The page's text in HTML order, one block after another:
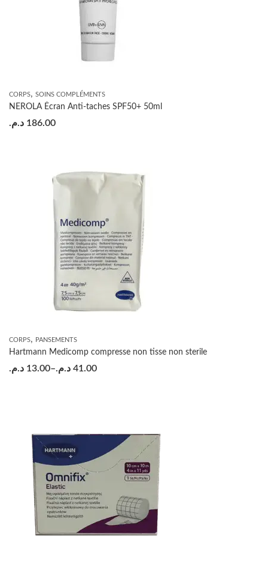
CORPS, SOINS COMPLÉMENTS
NEROLA Écran Anti-taches SPF50+ 50ml
186.00 د.م.
CORPS, PANSEMENTS
Hartmann Medicomp compresse non tisse non sterile
13.00 د.م. – 41.00 د.م.